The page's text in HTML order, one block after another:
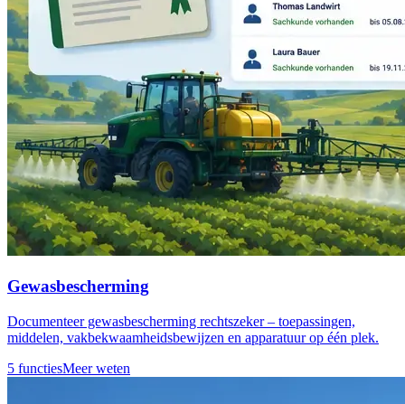
Gewasbescherming
Documenteer gewasbescherming rechtszeker – toepassingen,
middelen, vakbekwaamheidsbewijzen en apparatuur op één plek.
5 functiesMeer weten